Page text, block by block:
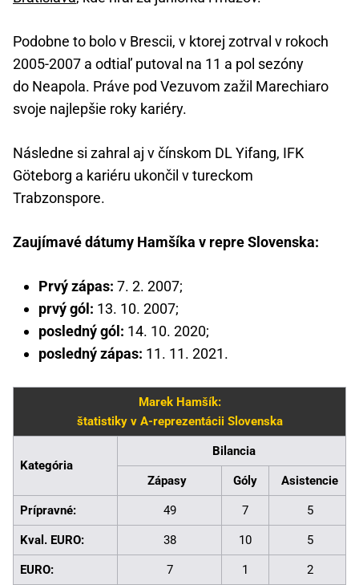
Podobne to bolo v Brescii, v ktorej zotrval v rokoch
2005-2007 a odtiaľ putoval na 11 a pol sezóny
do Neapola. Práve pod Vezuvom zažil Marechiaro
svoje najlepšie roky kariéry.
Následne si zahral aj v čínskom DL Yifang, IFK
Göteborg a kariéru ukončil v tureckom
Trabzonspore.
Zaujímavé dátumy Hamšíka v repre Slovenska:
Prvý zápas: 7. 2. 2007;
prvý gól: 13. 10. 2007;
posledný gól: 14. 10. 2020;
posledný zápas: 11. 11. 2021.
Marek Hamšík:
štatistiky v A-reprezentácii Slovenska
Kategória
Bilancia
Zápasy Góly Asistencie
Prípravné: 49 7 5
Kval. EURO: 38 10 5
EURO: 7 1 2